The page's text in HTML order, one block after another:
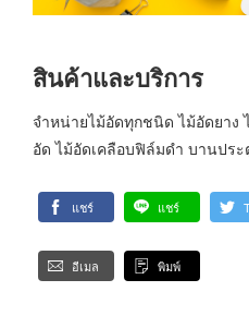
สินค้าและบริการ
จำหน่ายไม้อัดทุกชนิด ไม้อัดยาง
อัด ไม้อัดเคลือบฟิล์มดำ บานประ
แชร์ แชร์
อีเมล พิมพ์